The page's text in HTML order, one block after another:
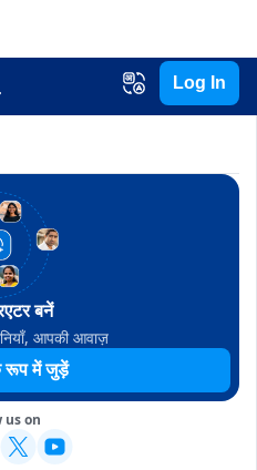
Log In
बनें
आपकी आवाज़
रूप में जुड़ें
us on